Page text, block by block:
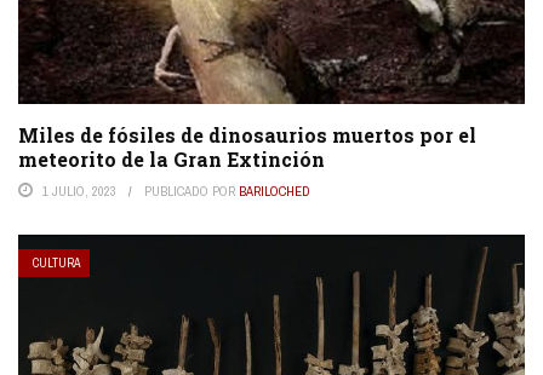
Miles de fósiles de dinosaurios muertos por el
meteorito de la Gran Extinción
1 JULIO, 2023 PUBLICADO POR BARILOCHED
CULTURA